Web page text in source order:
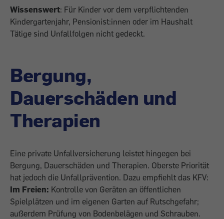
Wissenswert: Für Kinder vor dem verpflichtenden
Kindergartenjahr, Pensionist:innen oder im Haushalt
Tätige sind Unfallfolgen nicht gedeckt.
Bergung,
Dauerschäden und
Therapien
Eine private Unfallversicherung leistet hingegen bei
Bergung, Dauerschäden und Therapien. Oberste Priorität
hat jedoch die Unfallprävention. Dazu empfiehlt das KFV:
Im Freien: Kontrolle von Geräten an öffentlichen
Spielplätzen und im eigenen Garten auf Rutschgefahr;
außerdem Prüfung von Bodenbelägen und Schrauben.